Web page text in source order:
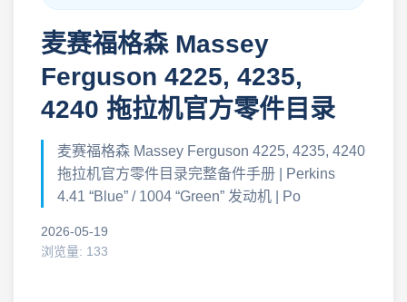
麦赛福格森 Massey
Ferguson 4225, 4235,
4240 拖拉机官方零件目录
麦赛福格森 Massey Ferguson 4225, 4235, 4240
拖拉机官方零件目录完整备件手册 | Perkins
4.41 “Blue” / 1004 “Green” 发动机 | Po
2026-05-19
浏览量: 133